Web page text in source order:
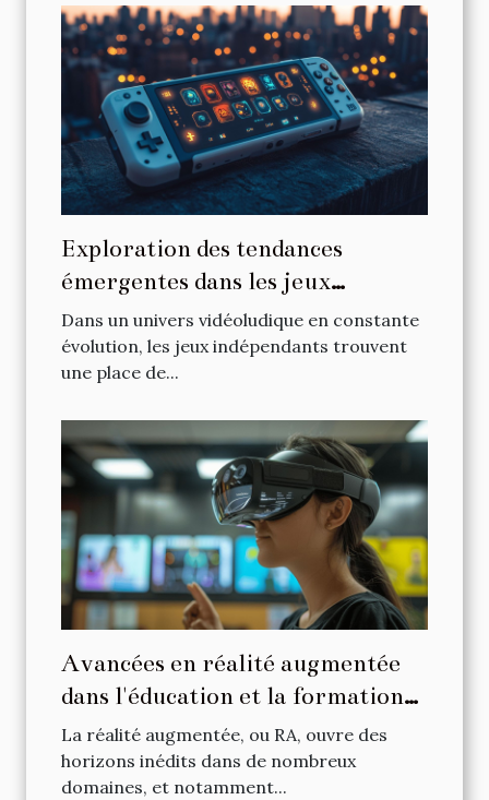
Exploration des tendances
émergentes dans les jeux
indépendants sur consoles
portables
Dans un univers vidéoludique en constante
évolution, les jeux indépendants trouvent
une place de...
Avancées en réalité augmentée
dans l'éducation et la formation
professionnelle
La réalité augmentée, ou RA, ouvre des
horizons inédits dans de nombreux
domaines, et notamment...